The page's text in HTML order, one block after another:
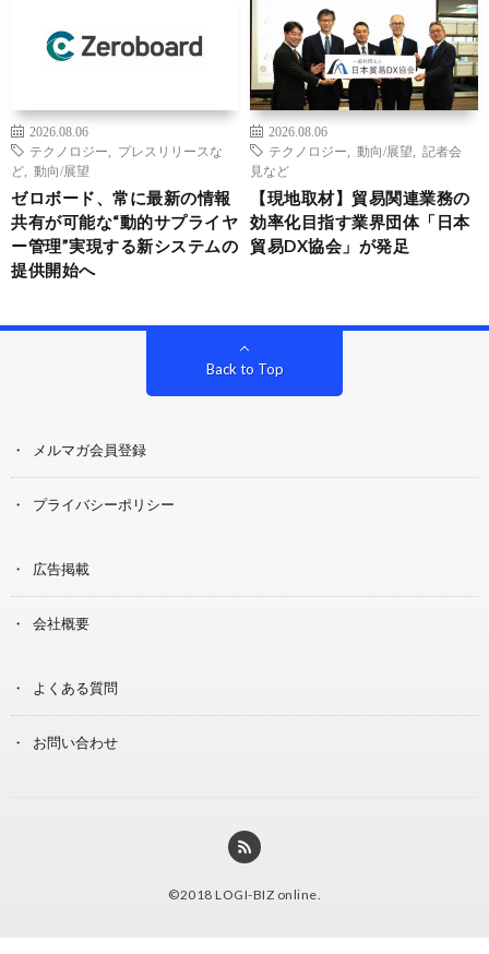
2026.08.06
テクノロジー
プレスリリースな
ど
動向/展望
ゼロボード、常に最新の情報
共有が可能な“動的サプライヤ
ー管理”実現する新システムの
提供開始へ
2026.08.06
テクノロジー
動向/展望
記者会
見など
【現地取材】貿易関連業務の
効率化目指す業界団体「日本
貿易DX協会」が発足
Back to Top
メルマガ会員登録
プライバシーポリシー
広告掲載
会社概要
よくある質問
お問い合わせ
©2018 LOGI-BIZ online.